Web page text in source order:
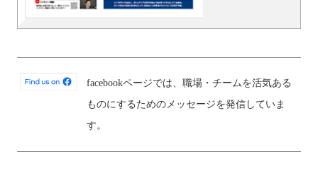
facebookページでは、職場・チームを活気ある
ものにするためのメッセージを発信していま
す。